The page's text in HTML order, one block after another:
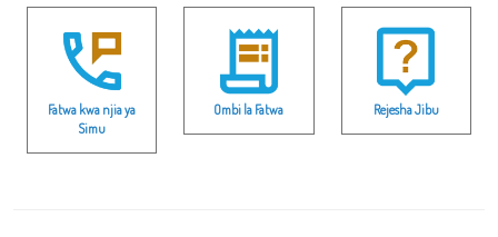
Fatwa kwa njia ya
Simu
Ombi la Fatwa Rejesha Jibu